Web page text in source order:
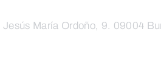
Jesús María Ordoño, 9. 09004